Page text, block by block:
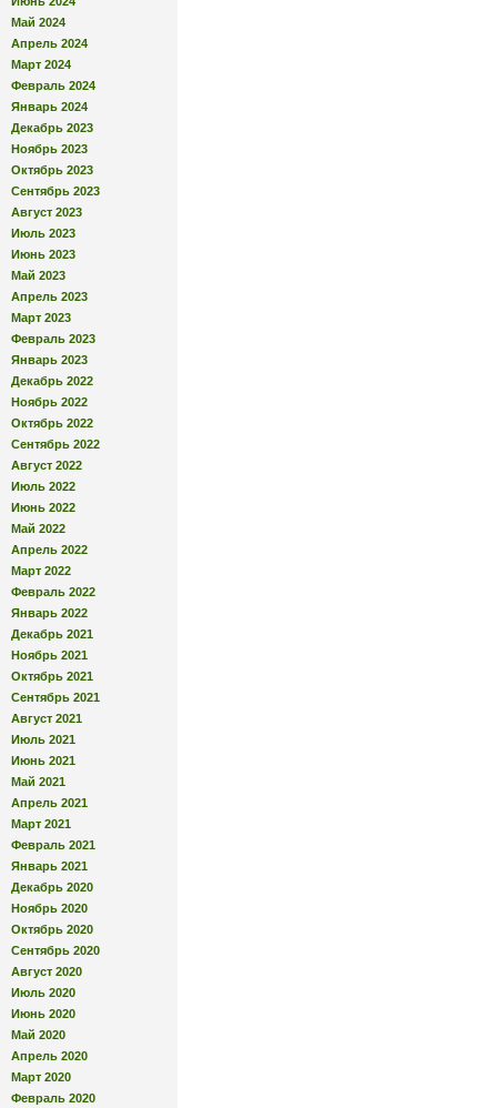
Май 2024
Апрель 2024
Март 2024
Февраль 2024
Январь 2024
Декабрь 2023
Ноябрь 2023
Октябрь 2023
Сентябрь 2023
Август 2023
Июль 2023
Июнь 2023
Май 2023
Апрель 2023
Март 2023
Февраль 2023
Январь 2023
Декабрь 2022
Ноябрь 2022
Октябрь 2022
Сентябрь 2022
Август 2022
Июль 2022
Июнь 2022
Май 2022
Апрель 2022
Март 2022
Февраль 2022
Январь 2022
Декабрь 2021
Ноябрь 2021
Октябрь 2021
Сентябрь 2021
Август 2021
Июль 2021
Июнь 2021
Май 2021
Апрель 2021
Март 2021
Февраль 2021
Январь 2021
Декабрь 2020
Ноябрь 2020
Октябрь 2020
Сентябрь 2020
Август 2020
Июль 2020
Июнь 2020
Май 2020
Апрель 2020
Март 2020
Февраль 2020